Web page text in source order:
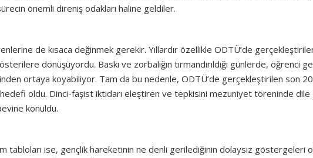
önemli direniş odakları haline geldiler.
de kısaca değinmek gerekir. Yıllardır özellikle ODTÜ’de
dönüşüyordu. Baskı ve zorbalığın tırmandırıldığı günlerde, öğrenci
ortaya koyabiliyor. Tam da bu nedenle, ODTÜ’de gerçekleştirilen son
oldu. Dinci-faşist iktidarı eleştiren ve tepkisini mezuniyet töreninde
konuldu.
tabloları ise, gençlik hareketinin ne denli gerilediğinin dolaysız göstergeleri